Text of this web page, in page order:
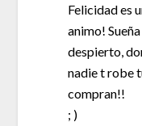
Felicidad es
animo!
despierto,
nadie t robe
compran!!
; )